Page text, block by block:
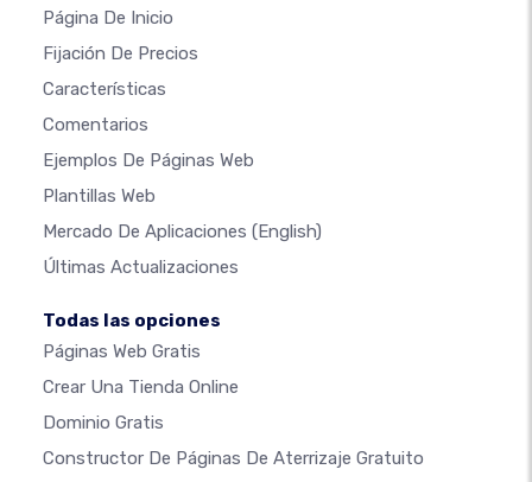
Página De Inicio
Fijación De Precios
Características
Comentarios
Ejemplos De Páginas Web
Plantillas Web
Mercado De Aplicaciones (English)
Últimas Actualizaciones
Todas las opciones
Páginas Web Gratis
Crear Una Tienda Online
Dominio Gratis
Constructor De Páginas De Aterrizaje Gratuito